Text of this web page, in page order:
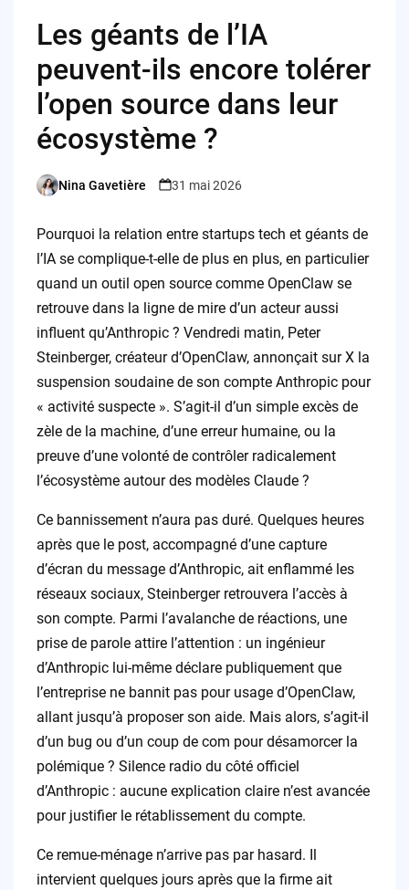
Les géants de l’IA
peuvent-ils encore tolérer
l’open source dans leur
écosystème ?
Posted
Nina Gavetière 31 mai 2026
Pourquoi la relation entre startups tech et géants de
l’IA se complique-t-elle de plus en plus, en particulier
quand un outil open source comme OpenClaw se
retrouve dans la ligne de mire d’un acteur aussi
influent qu’Anthropic ? Vendredi matin, Peter
Steinberger, créateur d’OpenClaw, annonçait sur X la
suspension soudaine de son compte Anthropic pour
« activité suspecte ». S’agit-il d’un simple excès de
zèle de la machine, d’une erreur humaine, ou la
preuve d’une volonté de contrôler radicalement
l’écosystème autour des modèles Claude ?
Ce bannissement n’aura pas duré. Quelques heures
après que le post, accompagné d’une capture
d’écran du message d’Anthropic, ait enflammé les
réseaux sociaux, Steinberger retrouvera l’accès à
son compte. Parmi l’avalanche de réactions, une
prise de parole attire l’attention : un ingénieur
d’Anthropic lui-même déclare publiquement que
l’entreprise ne bannit pas pour usage d’OpenClaw,
allant jusqu’à proposer son aide. Mais alors, s’agit-il
d’un bug ou d’un coup de com pour désamorcer la
polémique ? Silence radio du côté officiel
d’Anthropic : aucune explication claire n’est avancée
pour justifier le rétablissement du compte.
Ce remue-ménage n’arrive pas par hasard. Il
intervient quelques jours après que la firme ait